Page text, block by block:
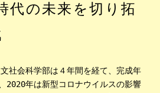
の未来を切り拓
社会科学部は４年間を経て、完成年
2020年は新型コロナウイルスの影響